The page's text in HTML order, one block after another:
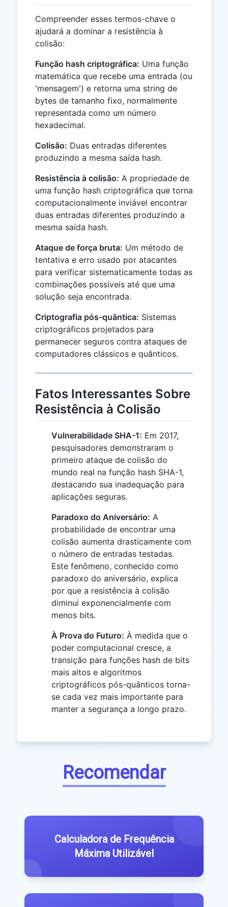
Compreender esses termos-chave o
ajudará a dominar a resistência à
colisão:
Função hash criptográfica: Uma função
matemática que recebe uma entrada (ou
'mensagem') e retorna uma string de
bytes de tamanho fixo, normalmente
representada como um número
hexadecimal.
Colisão: Duas entradas diferentes
produzindo a mesma saída hash.
Resistência à colisão: A propriedade de
uma função hash criptográfica que torna
computacionalmente inviável encontrar
duas entradas diferentes produzindo a
mesma saída hash.
Ataque de força bruta: Um método de
tentativa e erro usado por atacantes
para verificar sistematicamente todas as
combinações possíveis até que uma
solução seja encontrada.
Criptografia pós-quântica: Sistemas
criptográficos projetados para
permanecer seguros contra ataques de
computadores clássicos e quânticos.
Fatos Interessantes Sobre
Resistência à Colisão
Vulnerabilidade SHA-1: Em 2017,
pesquisadores demonstraram o
primeiro ataque de colisão do
mundo real na função hash SHA-1,
destacando sua inadequação para
aplicações seguras.
Paradoxo do Aniversário: A
probabilidade de encontrar uma
colisão aumenta drasticamente com
o número de entradas testadas.
Este fenômeno, conhecido como
paradoxo do aniversário, explica
por que a resistência à colisão
diminui exponencialmente com
menos bits.
À Prova do Futuro: À medida que o
poder computacional cresce, a
transição para funções hash de bits
mais altos e algoritmos
criptográficos pós-quânticos torna-
se cada vez mais importante para
manter a segurança a longo prazo.
Recomendar
Calculadora de Frequência
Máxima Utilizável